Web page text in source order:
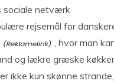
sociale netværk
rejsemål for
, hvor man
og lækre græske
ikke kun skønne